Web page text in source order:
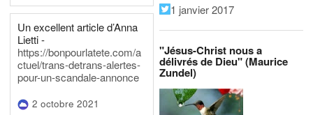
Un excellent article d’Anna
Lietti -
https://bonpourlatete.com/a
ctuel/trans-detrans-alertes-
pour-un-scandale-annonce
2 octobre 2021
1 janvier 2017
"Jésus-Christ nous a
délivrés de Dieu" (Maurice
Zundel)